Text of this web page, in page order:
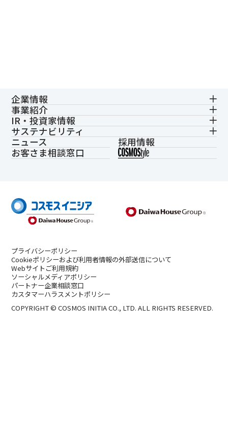
企業情報
事業紹介
IR・投資家情報
サステナビリティ
ニュース
採用情報
お客さま相談窓口
プライバシーポリシー
Cookieポリシーおよび利用者情報の外部送信について
Webサイトご利用規約
ソーシャルメディアポリシー
パートナー企業相談窓口
カスタマーハラスメントポリシー
COPYRIGHT © COSMOS INITIA CO., LTD. ALL RIGHTS RESERVED.